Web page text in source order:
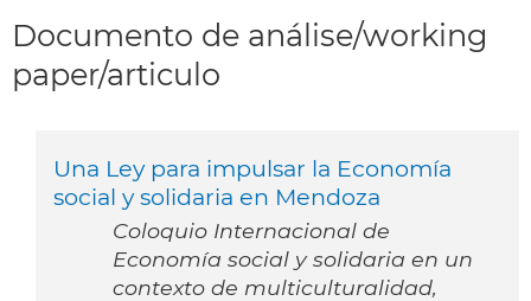
Documento de análise/working
paper/articulo
Una Ley para impulsar la Economía
social y solidaria en Mendoza
Coloquio Internacional de
Economía social y solidaria en un
contexto de multiculturalidad,